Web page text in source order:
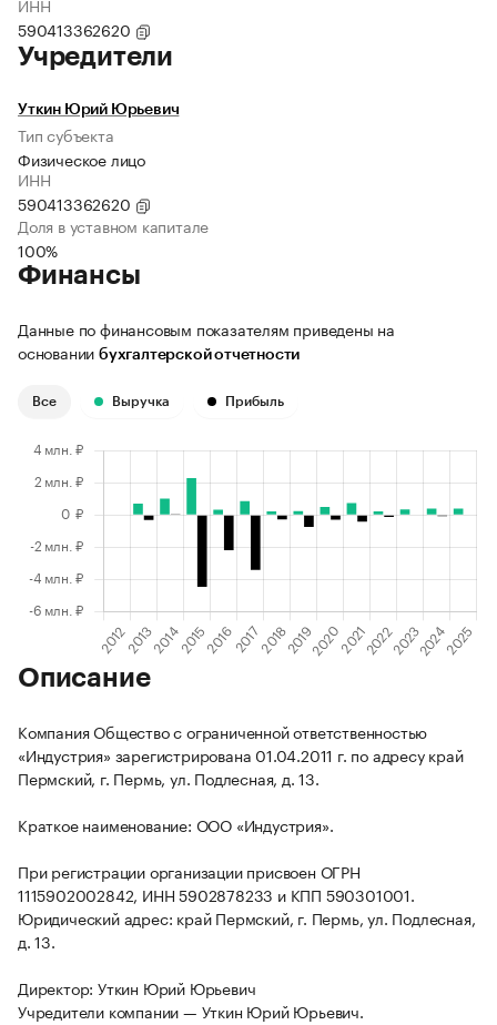
ИНН
590413362620
Учредители
Уткин Юрий Юрьевич
Тип субъекта
Физическое лицо
ИНН
590413362620
Доля в уставном капитале
100%
Финансы
Данные по финансовым показателям приведены на
основании бухгалтерской отчетности
Все Выручка Прибыль
Описание
Компания Общество с ограниченной ответственностью
«Индустрия» зарегистрирована 01.04.2011 г. по адресу край
Пермский, г. Пермь, ул. Подлесная, д. 13.
Краткое наименование: ООО «Индустрия».
При регистрации организации присвоен ОГРН
1115902002842, ИНН 5902878233 и КПП 590301001.
Юридический адрес: край Пермский, г. Пермь, ул. Подлесная,
д. 13.
Директор: Уткин Юрий Юрьевич
Учредители компании — Уткин Юрий Юрьевич.